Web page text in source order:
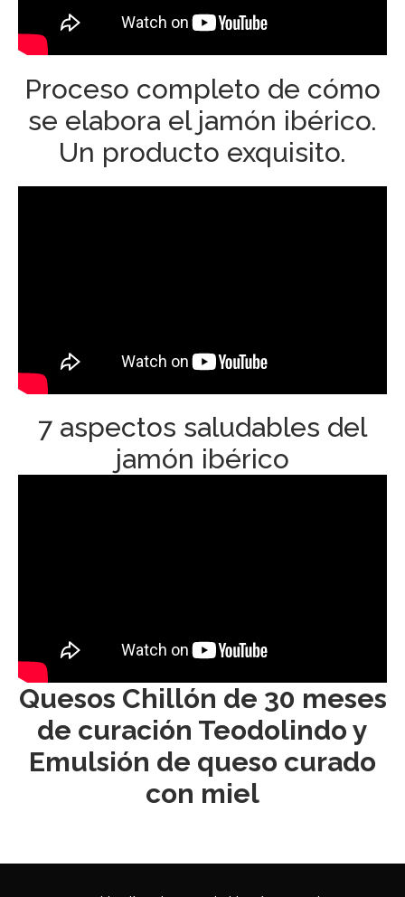
Proceso completo de cómo
se elabora el jamón ibérico.
Un producto exquisito.
7 aspectos saludables del
jamón ibérico
Quesos Chillón de 30 meses
de curación Teodolindo y
Emulsión de queso curado
con miel